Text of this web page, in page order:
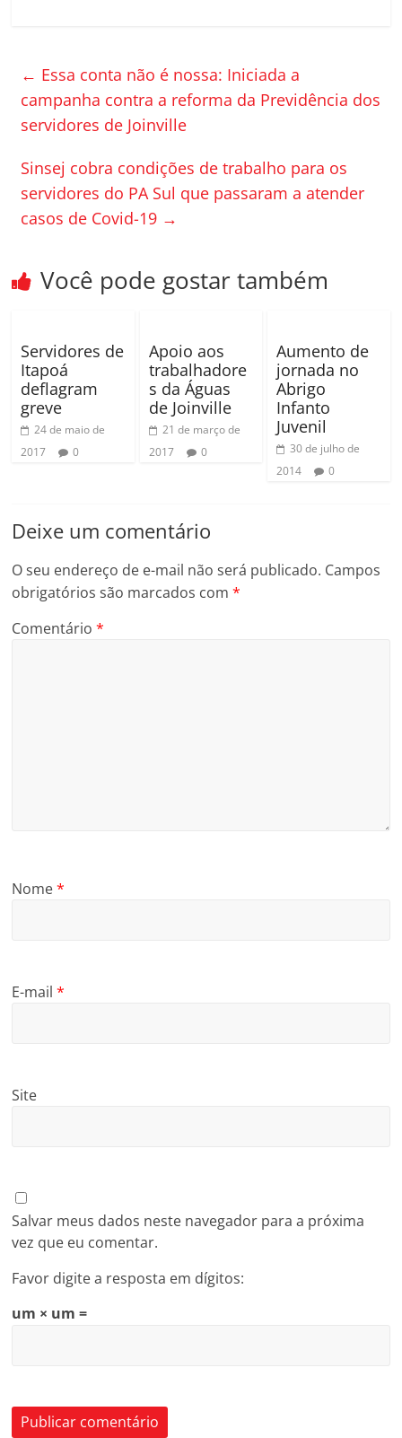
e
b
o
o
k
er p
ar
til
ar
← Essa conta não é nossa: Iniciada a
campanha contra a reforma da Previdência dos
servidores de Joinville
Sinsej cobra condições de trabalho para os
servidores do PA Sul que passaram a atender
casos de Covid-19 →
Você pode gostar também
Servidores de
Itapoá
deflagram
greve
24 de maio de
2017
0
Apoio aos
trabalhadore
s da Águas
de Joinville
21 de março de
2017
0
Aumento de
jornada no
Abrigo
Infanto
Juvenil
30 de julho de
2014
0
Deixe um comentário
O seu endereço de e-mail não será publicado. Campos
obrigatórios são marcados com*
Comentário*
Nome*
E-mail*
Site
Salvar meus dados neste navegador para a próxima
vez que eu comentar.
Favor digite a resposta em dígitos:
um × um =